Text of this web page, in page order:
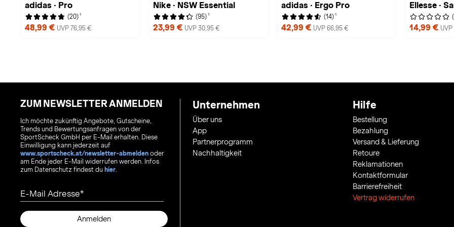
adidas · Pro
(20) 1
48,99 € UVP 76,95 €
Nike · NSW Essential
(95) 1
23,99 € UVP 30,95 €
adidas · Ergo Pro
(14) 1
42,99 € UVP 66,95 €
Ellesse ·
14,99 €
ZUM NEWSLETTER ANMELDEN
Ich möchte zukünftig Angebote, Gutscheine,
Trends und Bewertungsanfragen von der
SportScheck GmbH per E-Mail erhalten. Diese
Einwilligung kann jederzeit auf
www.sportscheck.at/newsletter-abmelden oder
am Ende jeder E-Mail widerrufen werden. Infos
zum Datenschutz findest du hier.
E-Mail Adresse
Anmelden
Unternehmen
Über uns
App
Partnerprogramm
Nachhaltigkeit
Hilfe
Bestellung
Bezahlung
Versand & Lieferung
Retoure
Reklamationen
Kontaktformular
Barrierefreiheit
Vertrag widerrufen